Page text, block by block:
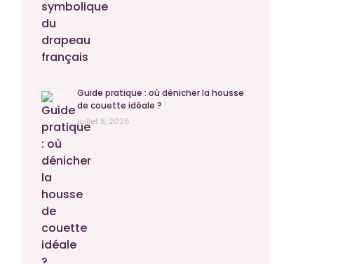
Guide pratique : où dénicher la housse
de couette idéale ?
juillet 8, 2026